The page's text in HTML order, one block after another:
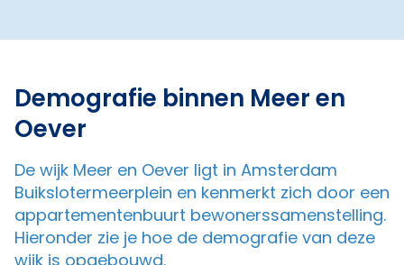
Demografie binnen Meer en
Oever
De wijk Meer en Oever ligt in Amsterdam
Buikslotermeerplein en kenmerkt zich door een
appartementenbuurt bewonerssamenstelling.
Hieronder zie je hoe de demografie van deze
wijk is opgebouwd.